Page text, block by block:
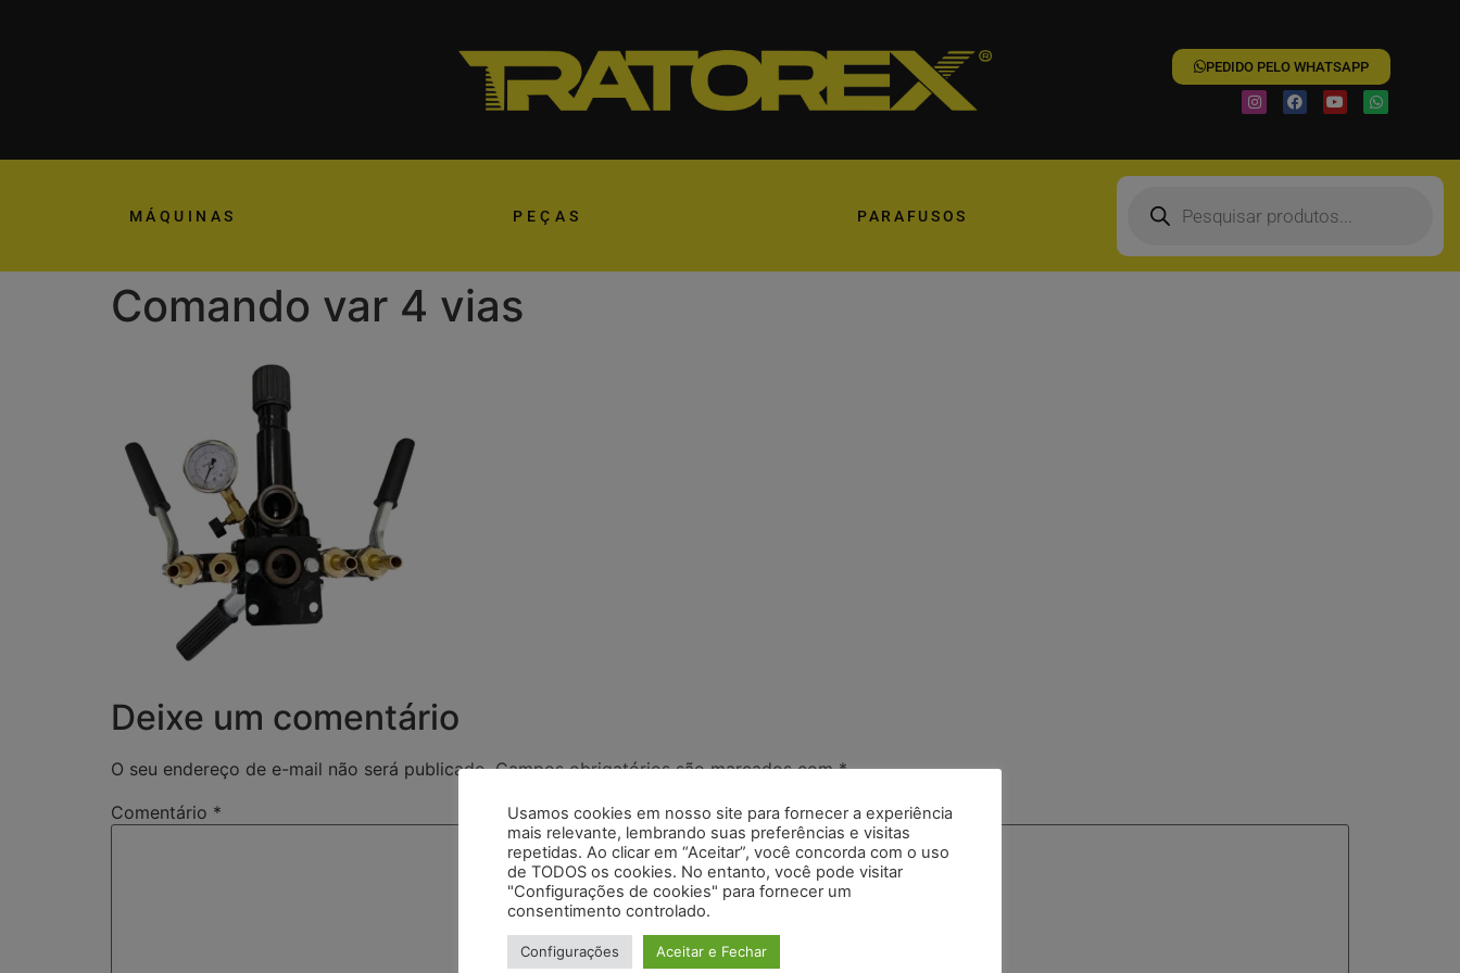
PEDIDO PELO WHATSAPP
MÁQUINAS PEÇAS PARAFUSOS
Comando var 4 vias
Deixe um comentário
O seu endereço de e-mail não será publicado. Campos obrigatórios são marcados com*
Comentário *
Usamos cookies em nosso site para fornecer a experiência
mais relevante, lembrando suas preferências e visitas
repetidas. Ao clicar em “Aceitar”, você concorda com o uso
de TODOS os cookies. No entanto, você pode visitar
"Configurações de cookies" para fornecer um
consentimento controlado.
Configurações Aceitar e Fechar